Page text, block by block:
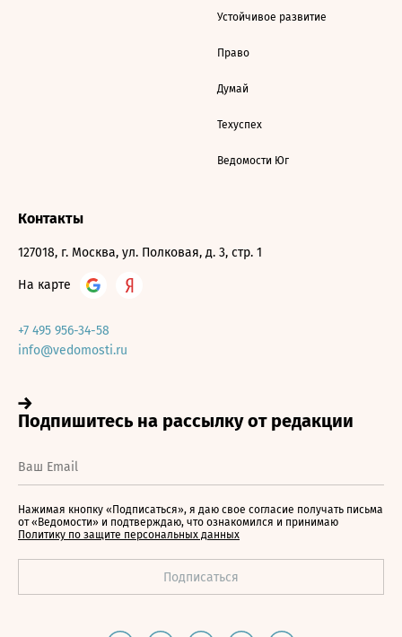
Устойчивое развитие
Право
Думай
Техуспех
Ведомости Юг
Контакты
127018, г. Москва, ул. Полковая, д. 3, стр. 1
На карте
+7 495 956-34-58
info@vedomosti.ru
Нажимая кнопку «Подписаться», я даю свое согласие получать письма
от «Ведомости» и подтверждаю, что ознакомился и принимаю
Политику по защите персональных данных